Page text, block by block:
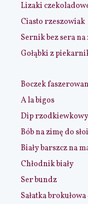
Lizaki
Ciasto rzeszowiak
Sernik bez sera
Gołąbki z
Boczek
A la bigos
Dip rzodkiewkowy
Bób na zimę do
Biały barszcz na
Chłodnik biały
Ser bundz
Sałatka